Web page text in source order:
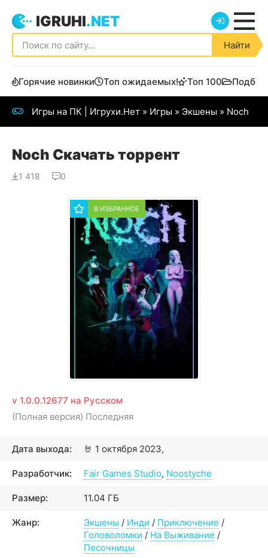
IGRUHI.NET
Найти
Горячие новинки Топ ожидаемых! Топ 100
Игры на ПК | Игрухи.Нет » Игры » Экшены » Noch
Noch Скачать торрент
1 418 0
В ИЗБРАННОЕ
v 1.0.0.12677 на Русском
(Полная версия) Последняя
🤘
Дата выхода: 1 октября 2023,
Разработчик: Fair Games Studio, Noostyche
Размер: 11.04 ГБ
Жанр: Экшены / Инди / Приключение /
Головоломки / На Выживание /
Песочницы